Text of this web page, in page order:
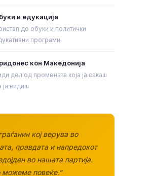
и едукација
до обуки и политички
програми
кон Македонија
дел од промената која ја сакаш
ја видиш
кој верува во
правдата и напредокот
во нашата партија.
можеме повеќе.”